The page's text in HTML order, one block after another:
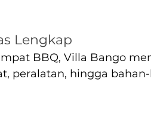
Lengkap
BBQ, Villa Bango
peralatan, hingga